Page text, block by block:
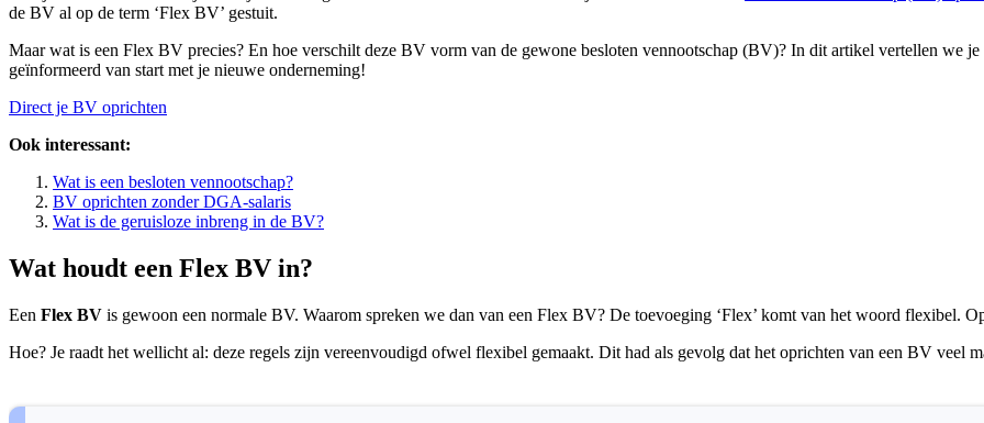
de BV al op de term ‘Flex BV’ gestuit.
Maar wat is een Flex BV precies? En hoe verschilt deze BV vorm van de gewone besloten vennootschap (BV)? In dit artikel vertellen we
geïnformeerd van start met je nieuwe onderneming!
Direct je BV oprichten
Ook interessant:
Wat is een besloten vennootschap?
BV oprichten zonder DGA-salaris
Wat is de geruisloze inbreng in de BV?
Wat houdt een Flex BV in?
Een Flex BV is gewoon een normale BV. Waarom spreken we dan van een Flex BV? De toevoeging ‘Flex’ komt van het woord flexibel.
Hoe? Je raadt het wellicht al: deze regels zijn vereenvoudigd ofwel flexibel gemaakt. Dit had als gevolg dat het oprichten van een BV veel